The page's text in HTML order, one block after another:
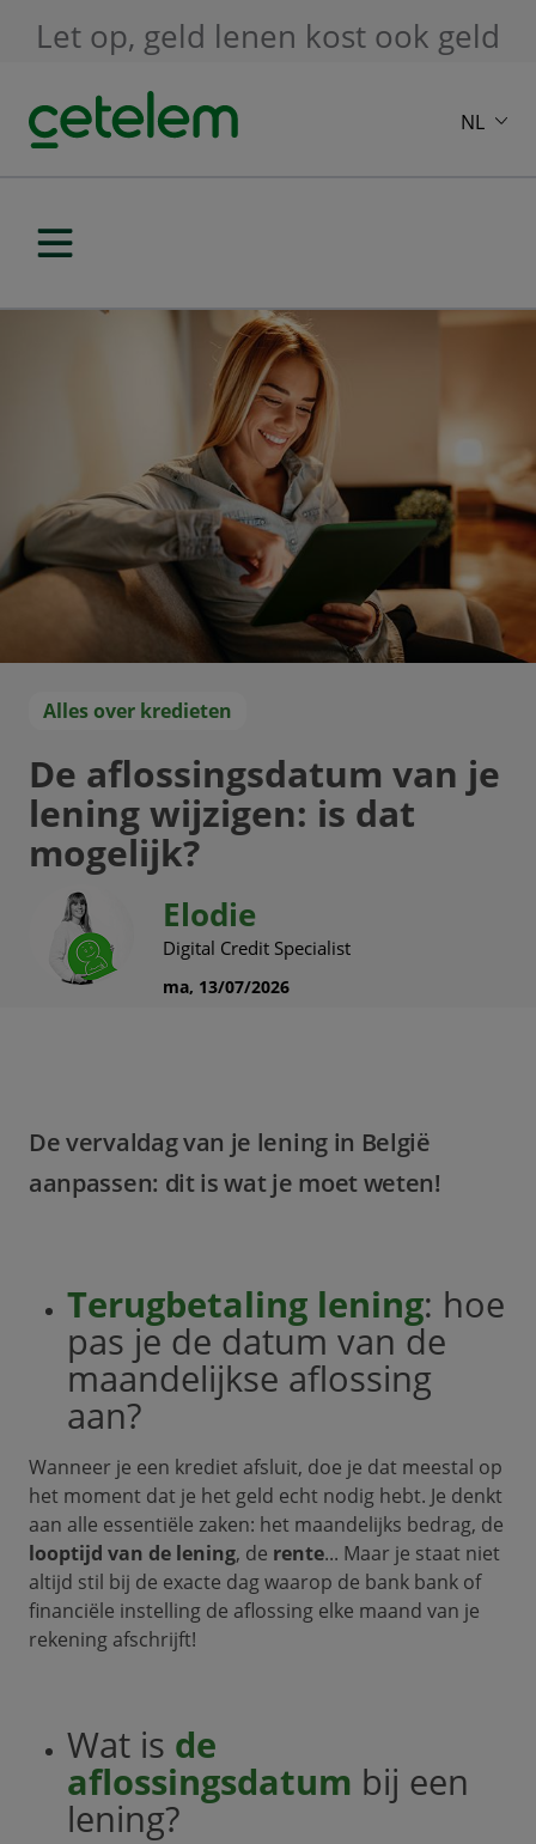
Let op, geld lenen kost ook geld
NL
Alles over kredieten
De aflossingsdatum van je
lening wijzigen: is dat
mogelijk?
Elodie
Digital Credit Specialist
ma, 13/07/2026
De vervaldag van je lening in België
aanpassen: dit is wat je moet weten!
Terugbetaling lening: hoe
pas je de datum van de
maandelijkse aflossing
aan?
Wanneer je een krediet afsluit, doe je dat meestal op
het moment dat je het geld echt nodig hebt. Je denkt
aan alle essentiële zaken: het maandelijks bedrag, de
looptijd van de lening, de rente... Maar je staat niet
altijd stil bij de exacte dag waarop de bank bank of
financiële instelling de aflossing elke maand van je
rekening afschrijft!
Wat is de
aflossingsdatum bij een
lening?